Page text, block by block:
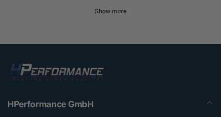
Show more
HPerformance GmbH